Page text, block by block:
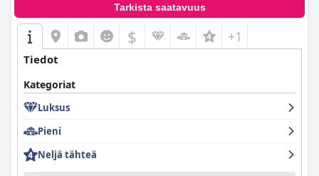
Tarkista saatavuus
$ +1
Tiedot
Kategoriat
Luksus
Pieni
Neljä tähteä